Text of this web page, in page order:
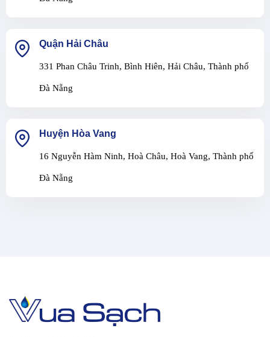
Quận Hải Châu
331 Phan Châu Trinh, Bình Hiên, Hải Châu, Thành phố
Đà Nẵng
Huyện Hòa Vang
16 Nguyễn Hàm Ninh, Hoà Châu, Hoà Vang, Thành phố
Đà Nẵng